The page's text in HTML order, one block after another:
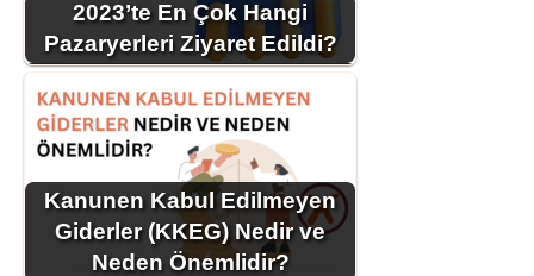
2023’te En Çok Hangi
Pazaryerleri Ziyaret Edildi?
Kanunen Kabul Edilmeyen
Giderler (KKEG) Nedir ve
Neden Önemlidir?